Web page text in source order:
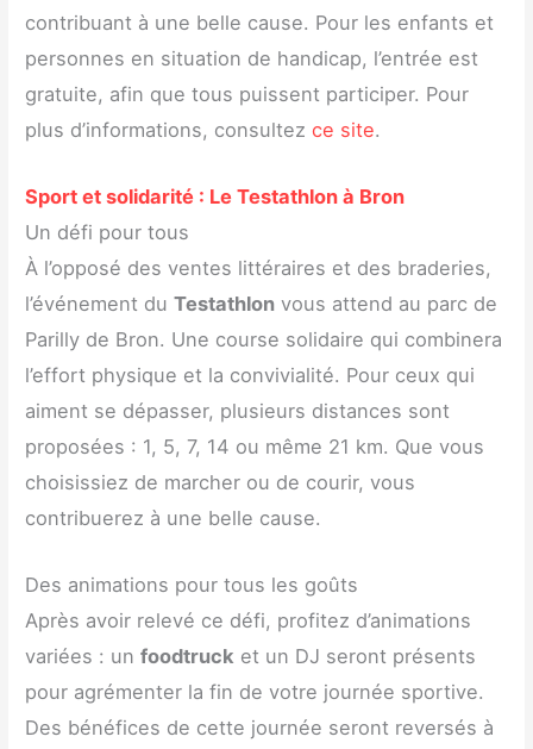
contribuant à une belle cause. Pour les enfants et
personnes en situation de handicap, l’entrée est
gratuite, afin que tous puissent participer. Pour
plus d’informations, consultezce site.
Sport et solidarité : Le Testathlon à Bron
Un défi pour tous
À l’opposé des ventes littéraires et des braderies,
l’événement duTestathlon vous attend au parc de
Parilly de Bron. Une course solidaire qui combinera
l’effort physique et la convivialité. Pour ceux qui
aiment se dépasser, plusieurs distances sont
proposées : 1, 5, 7, 14 ou même 21 km. Que vous
choisissiez de marcher ou de courir, vous
contribuerez à une belle cause.
Des animations pour tous les goûts
Après avoir relevé ce défi, profitez d’animations
variées : unfoodtruck et un DJ seront présents
pour agrémenter la fin de votre journée sportive.
Des bénéfices de cette journée seront reversés à